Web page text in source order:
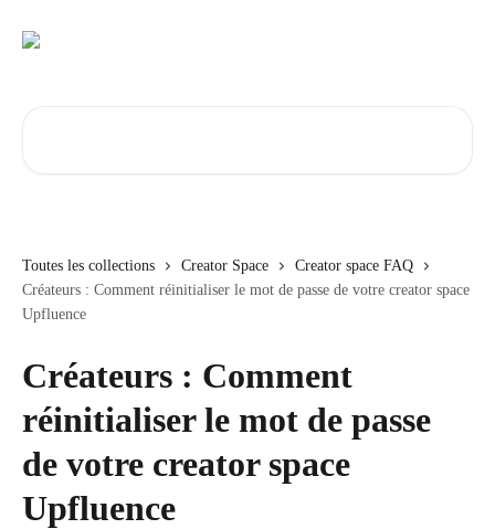
Toutes les collections Creator Space
Creator space FAQ
Créateurs : Comment réinitialiser le mot de passe de votre creator space
Upfluence
Créateurs : Comment
réinitialiser le mot de passe
de votre creator space
Upfluence